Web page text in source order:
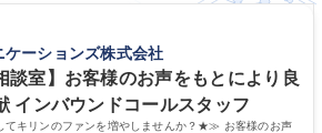
ーションズ株式会社
談室】お客様のお声をもとにより良
インバウンドコールスタッフ
キリンのファンを増やしませんか？★≫ お客様のお声